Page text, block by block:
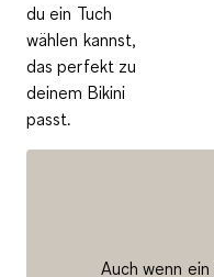
du ein Tuch
wählen kannst,
das perfekt zu
deinem Bikini
passt.
Auch wenn